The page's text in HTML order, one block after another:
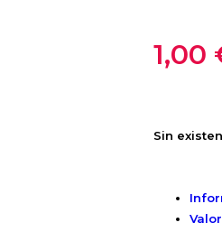
1,00
Sin